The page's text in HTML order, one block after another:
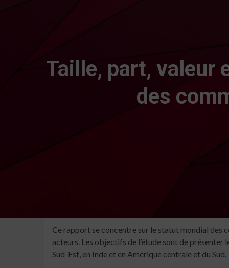
Taille, part, valeur
des
Ce rapport se concentre sur le statut mondial des
acteurs. Les objectifs de l’étude sont de présenter
Sud-Est, en Inde et en Amérique centrale et du Sud.